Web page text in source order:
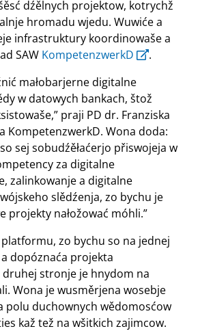
dźělnych projektow, kotrychž
hromadu wjedu. Wuwiće a
infrastruktury koordinowaše a
SAW KompetenzwerkD
.
małobarjerne digitalne
w datowych bankach, štož
praji PD dr. Franziska
KompetenzwerkD. Wona doda:
sej sobudźěłaćerjo přiswojeja w
za digitalne
zalinkowanje a digitalne
slědźenja, zo bychu je
projekty nałožować móhli.”
zo bychu so na jednej
dopóznaća projekta
stronje je hnydom na
Wona je wusměrjena wosebje
polu duchownych wědomosćow
kaž tež na wšitkich zajimcow.